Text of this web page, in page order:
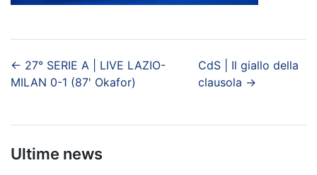
← 27° SERIE A | LIVE LAZIO-
MILAN 0-1 (87' Okafor)
CdS | Il giallo della
clausola →
Ultime news